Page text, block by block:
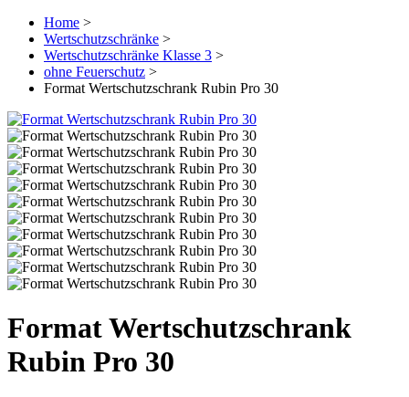
Home >
Wertschutzschränke >
Wertschutzschränke Klasse 3 >
ohne Feuerschutz >
Format Wertschutzschrank Rubin Pro 30
Format Wertschutzschrank
Rubin Pro 30